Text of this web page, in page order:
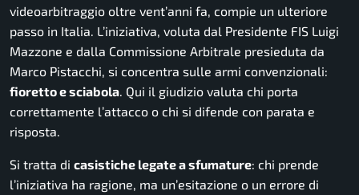
videoarbitraggio oltre vent’anni fa, compie un ulteriore
passo in Italia. L’iniziativa, voluta dal Presidente FIS Luigi
Mazzone e dalla Commissione Arbitrale presieduta da
Marco Pistacchi, si concentra sulle armi convenzionali:
fioretto e sciabola . Qui il giudizio valuta chi porta
correttamente l’attacco o chi si difende con parata e
risposta.
Si tratta di casistiche legate a sfumature: chi prende
l’iniziativa ha ragione, ma un’esitazione o un errore di